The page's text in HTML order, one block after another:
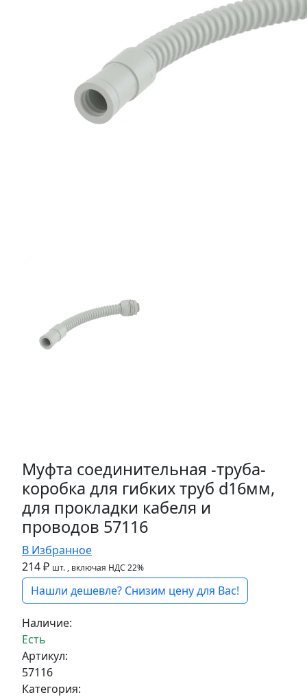
Муфта соединительная -труба-
коробка для гибких труб d16мм,
для прокладки кабеля и
проводов 57116
В Избранное
214 ₽ шт. , включая НДС 22%
Нашли дешевле? Снизим цену для Вас!
Наличие:
Есть
Артикул:
57116
Категория: